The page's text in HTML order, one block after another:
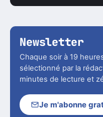
Newsletter
Chaque soir à 19
sélectionné par la
minutes de lecture et
Je m'abonne